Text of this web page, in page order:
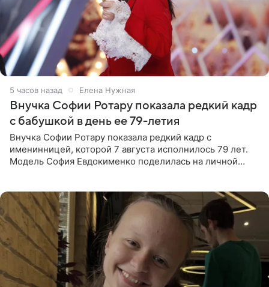
5 часов назад Елена Нужная
Внучка Софии Ротару показала редкий кадр
с бабушкой в день ее 79-летия
Внучка Софии Ротару показала редкий кадр с
именинницей, которой 7 августа исполнилось 79 лет.
Модель София Евдокименко поделилась на личной